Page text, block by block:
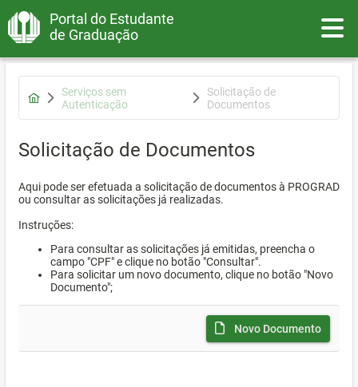
Portal do Estudante
de Graduação
Serviços sem
Autenticação
Solicitação de
Documentos
Solicitação de Documentos
Aqui pode ser efetuada a solicitação de documentos à PROGRAD
ou consultar as solicitações já realizadas.
Instruções:
Para consultar as solicitações já emitidas, preencha o
campo "CPF" e clique no botão "Consultar".
Para solicitar um novo documento, clique no botão "Novo
Documento";
Novo Documento